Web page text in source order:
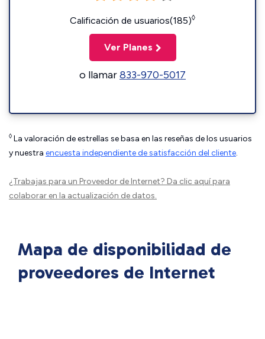
Calificación de usuarios(185)◊
Ver Planes
o llamar833-970-5017
◊ La valoración de estrellas se basa en las reseñas de los usuarios
y nuestra encuesta independiente de satisfacción del cliente.
¿Trabajas para un Proveedor de Internet? Da clic aquípara
colaborar en la actualización de datos.
Mapa de disponibilidad de
proveedores de Internet